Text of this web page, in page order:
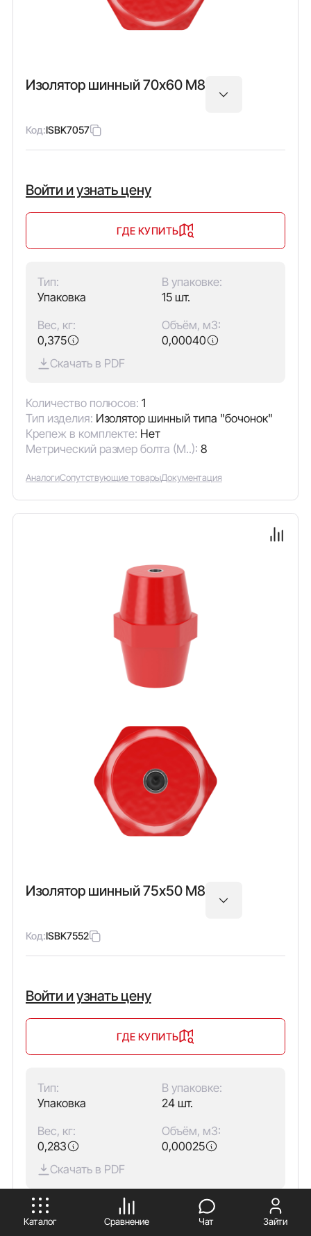
Изолятор шинный 70х60 М8
Код:ISBK7057
Войти и узнать цену
ГДЕ КУПИТЬ
Тип:
Упаковка
В упаковке:
15 шт.
Вес, кг:
0,375
Объём, м3:
0,00040
Скачать в PDF
Количество полюсов: 1
Тип изделия: Изолятор шинный типа "бочонок"
Крепеж в комплекте: Нет
Метрический размер болта (М..): 8
АналогиСопутствующие товарыДокументация
Изолятор шинный 75х50 М8
Код:ISBK7552
Войти и узнать цену
ГДЕ КУПИТЬ
Тип:
Упаковка
В упаковке:
24 шт.
Вес, кг:
0,283
Объём, м3:
0,00025
Скачать в PDF
Количество полюсов:
Тип изделия:
Изолятор шинный типа "бочонок"
Каталог Сравнение Чат Зайти
ПРИНИМАЮ